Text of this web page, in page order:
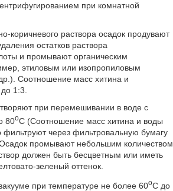
при комнатной
коричневого раствора осадок продувают
остатков раствора
и промывают органическим
этиловым или изопропиловым
Соотношение масс хитина и
1:3.
при перемешивании в воде с
80oC (Соотношение масс хитина и воды
фильтруют через фильтровальную бумагу
промывают небольшим количеством
должен быть бесцветным или иметь
зеленый оттенок.
при температуре не более 60oC до